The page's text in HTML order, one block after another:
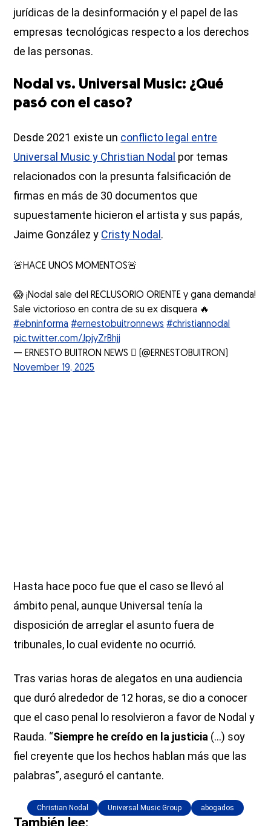
jurídicas de la desinformación y el papel de las
empresas tecnológicas respecto a los derechos
de las personas.
Nodal vs. Universal Music: ¿Qué
pasó con el caso?
Desde 2021 existe un conflicto legal entre
Universal Music y Christian Nodal por temas
relacionados con la presunta falsificación de
firmas en más de 30 documentos que
supuestamente hicieron el artista y sus papás,
Jaime González y Cristy Nodal .
🚨HACE UNOS MOMENTOS🚨
😱 ¡Nodal sale del RECLUSORIO ORIENTE y gana demanda!
Sale victorioso en contra de su ex disquera 🔥
#ebninforma #ernestobuitronnews #christiannodal
pic.twitter.com/JpjyZrBhjj
— ERNESTO BUITRON NEWS  (@ERNESTOBUITRON)
November 19, 2025
Hasta hace poco fue que el caso se llevó al
ámbito penal, aunque Universal tenía la
disposición de arreglar el asunto fuera de
tribunales, lo cual evidente no ocurrió.
Tras varias horas de alegatos en una audiencia
que duró alrededor de 12 horas, se dio a conocer
que el caso penal lo resolvieron a favor de Nodal y
Rauda. “Siempre he creído en la justicia (…) soy
fiel creyente que los hechos hablan más que las
palabras”, aseguró el cantante.
Christian Nodal Universal Music Group abogados
También lee: